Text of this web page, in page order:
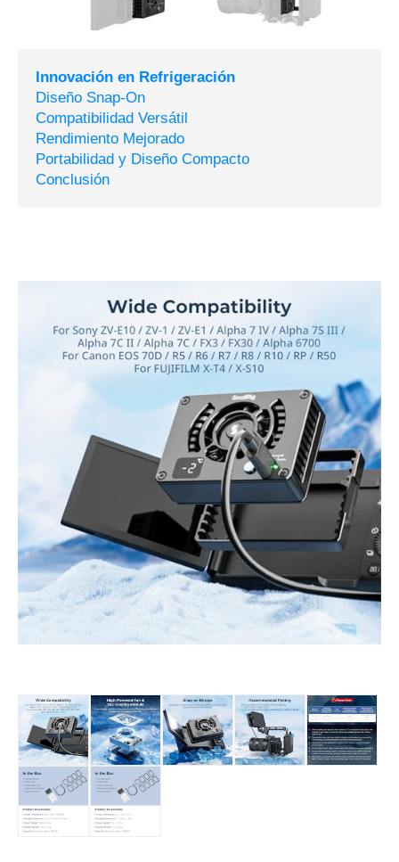
Innovación en Refrigeración
Diseño Snap-On
Compatibilidad Versátil
Rendimiento Mejorado
Portabilidad y Diseño Compacto
Conclusión